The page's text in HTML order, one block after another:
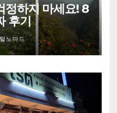
정하지 마세요! 8
후기
노마드